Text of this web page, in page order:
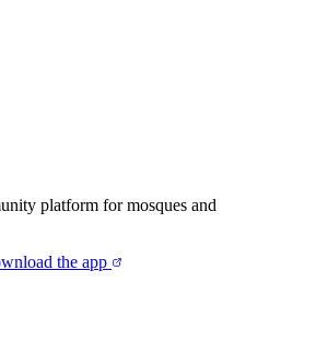
platform for mosques and
the app